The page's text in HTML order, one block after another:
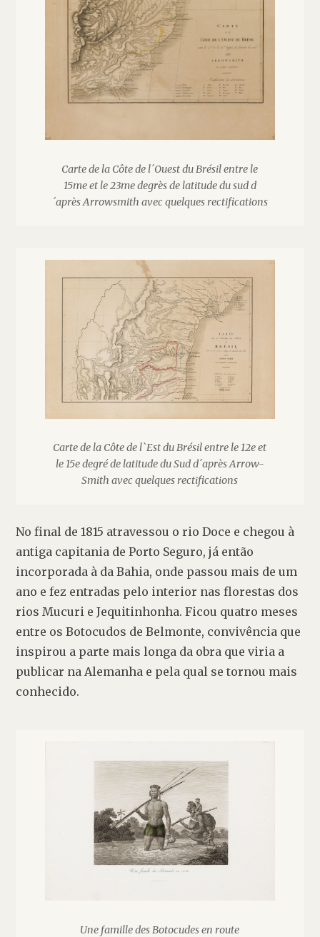
Carte de la Côte de l´Ouest du Brésil entre le
15me et le 23me degrès de latitude du sud d
´après Arrowsmith avec quelques rectifications
Carte de la Côte de l`Est du Brésil entre le 12e et
le 15e degré de latitude du Sud d´après Arrow-
Smith avec quelques rectifications
No final de 1815 atravessou o rio Doce e chegou à
antiga capitania de Porto Seguro, já então
incorporada à da Bahia, onde passou mais de um
ano e fez entradas pelo interior nas florestas dos
rios Mucuri e Jequitinhonha. Ficou quatro meses
entre os Botocudos de Belmonte, convivência que
inspirou a parte mais longa da obra que viria a
publicar na Alemanha e pela qual se tornou mais
conhecido.
Une famille des Botocudes en route